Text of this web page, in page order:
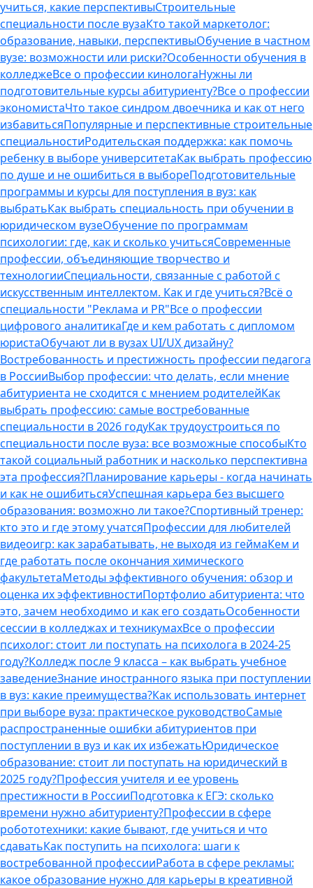
учиться, какие перспективыСтроительные
специальности после вузаКто такой маркетолог:
образование, навыки, перспективыОбучение в частном
вузе: возможности или риски?Особенности обучения в
колледжеВсе о профессии кинологаНужны ли
подготовительные курсы абитуриенту?Все о профессии
экономистаЧто такое синдром двоечника и как от него
избавитьсяПопулярные и перспективные строительные
специальностиРодительская поддержка: как помочь
ребенку в выборе университетаКак выбрать профессию
по душе и не ошибиться в выбореПодготовительные
программы и курсы для поступления в вуз: как
выбратьКак выбрать специальность при обучении в
юридическом вузеОбучение по программам
психологии: где, как и сколько учитьсяСовременные
профессии, объединяющие творчество и
технологииСпециальности, связанные с работой с
искусственным интеллектом. Как и где учиться?Всё о
специальности "Реклама и PR"Все о профессии
цифрового аналитикаГде и кем работать с дипломом
юристаОбучают ли в вузах UI/UX дизайну?
Востребованность и престижность профессии педагога
в РоссииВыбор профессии: что делать, если мнение
абитуриента не сходится с мнением родителейКак
выбрать профессию: самые востребованные
специальности в 2026 годуКак трудоустроиться по
специальности после вуза: все возможные способыКто
такой социальный работник и насколько перспективна
эта профессия?Планирование карьеры - когда начинать
и как не ошибитьсяУспешная карьера без высшего
образования: возможно ли такое?Спортивный тренер:
кто это и где этому учатсяПрофессии для любителей
видеоигр: как зарабатывать, не выходя из геймаКем и
где работать после окончания химического
факультетаМетоды эффективного обучения: обзор и
оценка их эффективностиПортфолио абитуриента: что
это, зачем необходимо и как его создатьОсобенности
сессии в колледжах и техникумахВсе о профессии
психолог: стоит ли поступать на психолога в 2024-25
году?Колледж после 9 класса – как выбрать учебное
заведениеЗнание иностранного языка при поступлении
в вуз: какие преимущества?Как использовать интернет
при выборе вуза: практическое руководствоСамые
распространенные ошибки абитуриентов при
поступлении в вуз и как их избежатьЮридическое
образование: стоит ли поступать на юридический в
2025 году?Профессия учителя и ее уровень
престижности в РоссииПодготовка к ЕГЭ: сколько
времени нужно абитуриенту?Профессии в сфере
робототехники: какие бывают, где учиться и что
сдаватьКак поступить на психолога: шаги к
востребованной профессииРабота в сфере рекламы:
какое образование нужно для карьеры в креативной